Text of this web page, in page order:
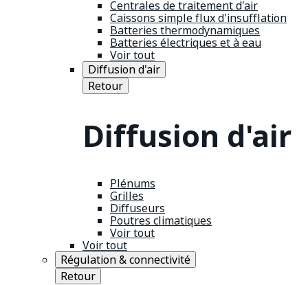
Centrales de traitement d'air
Caissons simple flux d'insufflation
Batteries thermodynamiques
Batteries électriques et à eau
Voir tout
Diffusion d'air
Retour
Diffusion d'air
Plénums
Grilles
Diffuseurs
Poutres climatiques
Voir tout
Voir tout
Régulation & connectivité
Retour